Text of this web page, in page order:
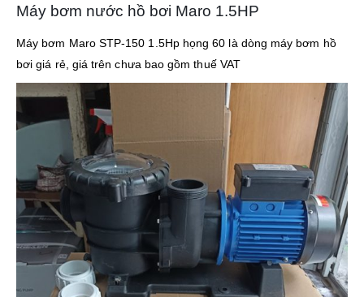
Máy bơm nước hồ bơi Maro 1.5HP
Máy bơm Maro STP-150 1.5Hp họng 60 là dòng máy bơm hồ
bơi giá rẻ, giá trên chưa bao gồm thuế VAT